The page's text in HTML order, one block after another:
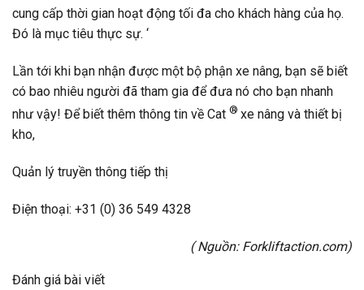
cung cấp thời gian hoạt động tối đa cho khách hàng của họ.
Đó là mục tiêu thực sự. ‘
Lần tới khi bạn nhận được một bộ phận xe nâng, bạn sẽ biết
có bao nhiêu người đã tham gia để đưa nó cho bạn nhanh
như vậy! Để biết thêm thông tin về Cat ® xe nâng và thiết bị
kho,
Quản lý truyền thông tiếp thị
Điện thoại: +31 (0) 36 549 4328
( Nguồn: Forkliftaction.com)
Đánh giá bài viết